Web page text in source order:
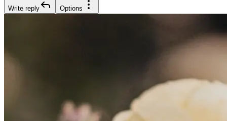
Write reply Options